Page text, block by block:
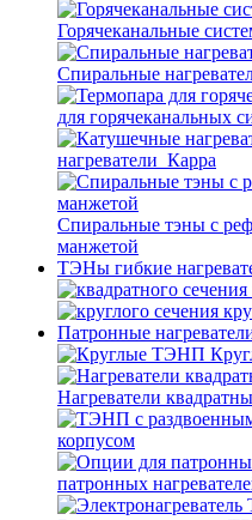
Горячеканальные
Спиральные
для горячеканальных
нагреватели_Карра
Спиральные тэны с
манжетой
ТЭНы гибкие
Патронные
Нагреватели
корпусом
патронных